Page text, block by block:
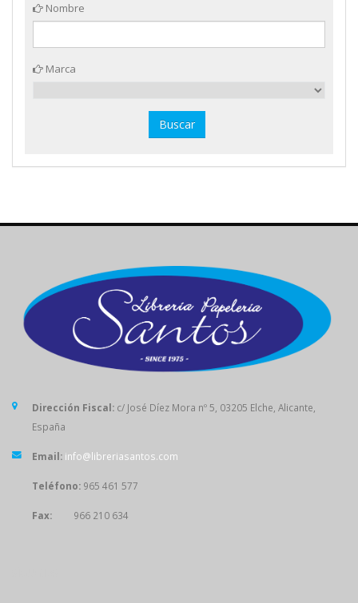
Nombre
Marca
Dirección Fiscal: c/ José Díez Mora nº 5, 03205 Elche, Alicante,
España
Email: info@libreriasantos.com
Teléfono: 965 461 577
Fax: 966 210 634